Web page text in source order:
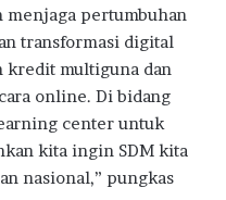
menjaga pertumbuhan
transformasi digital
kredit multiguna dan
online. Di bidang
center untuk
kita ingin SDM kita
nasional,” pungkas